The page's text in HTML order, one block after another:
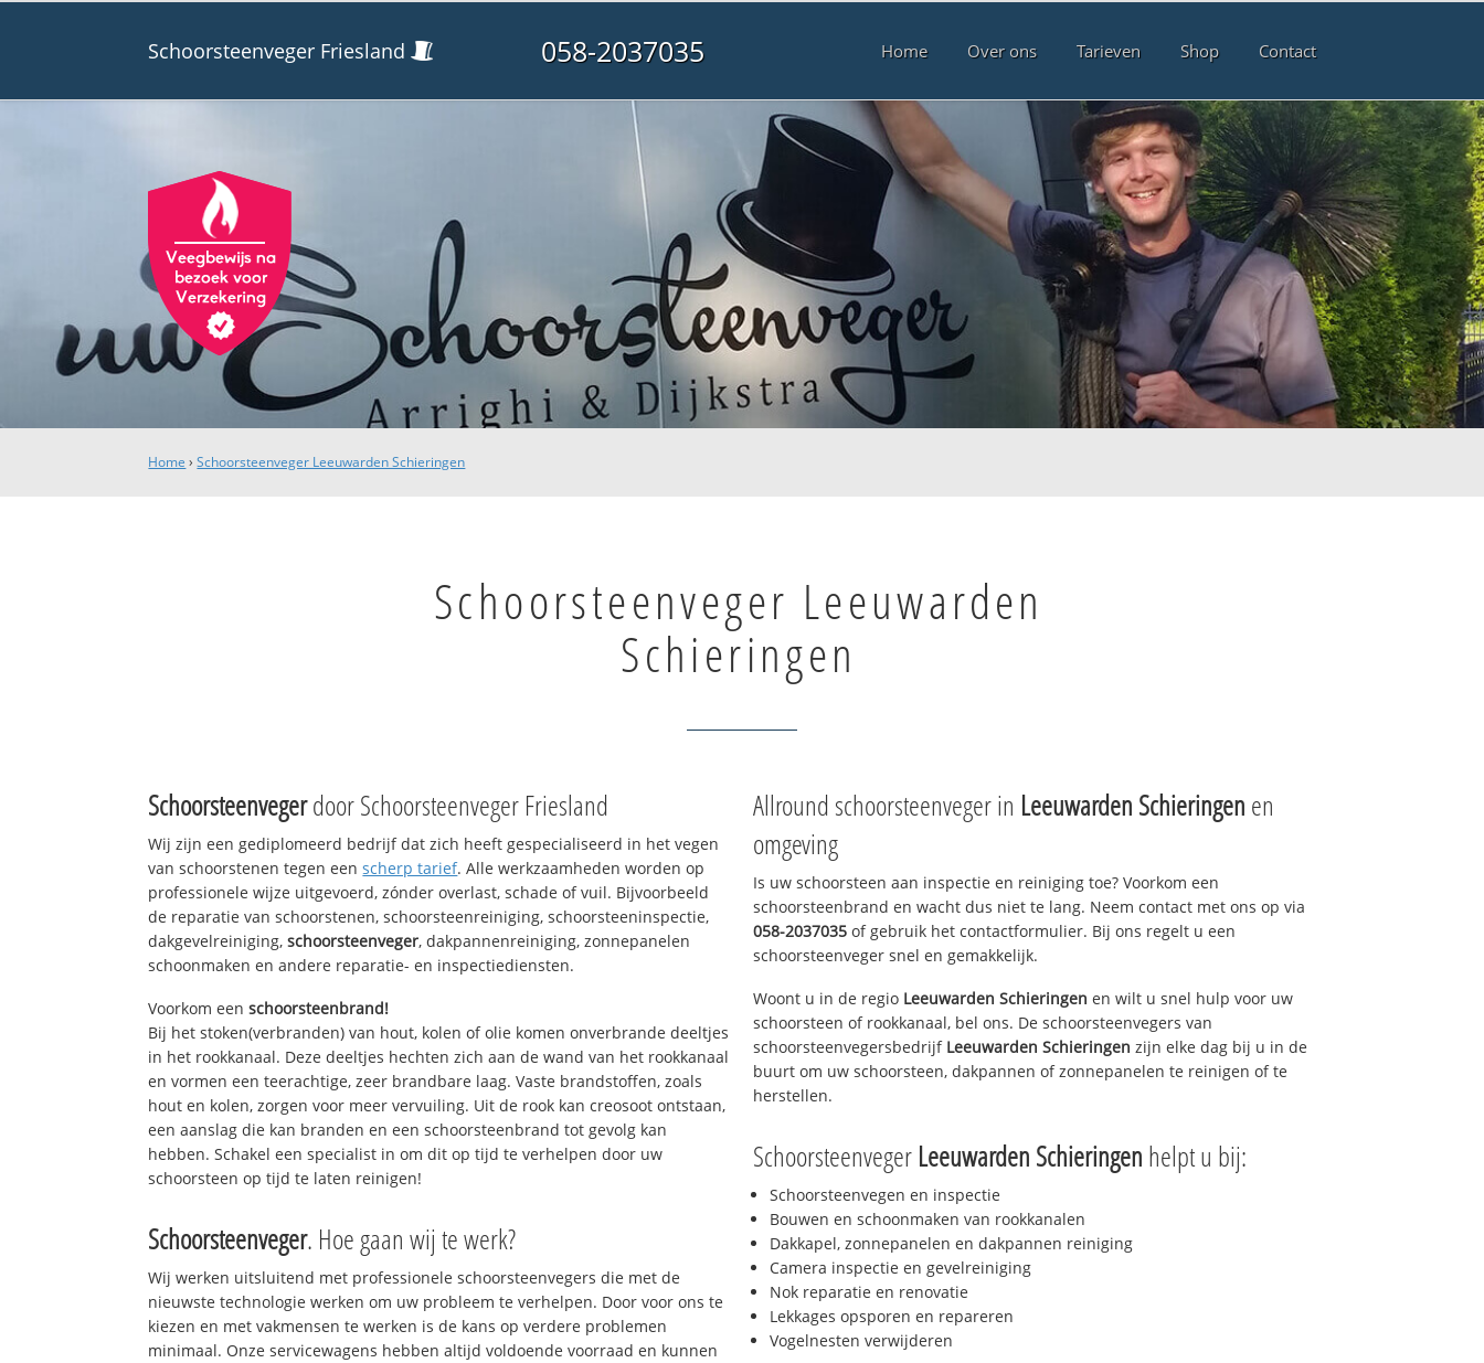
Schoorsteenveger Friesland 058-2037035 Home Over ons Tarieven Shop Contact
Home ›Schoorsteenveger Leeuwarden Schieringen
Schoorsteenveger Leeuwarden
Schieringen
Schoorsteenvegerdoor Schoorsteenveger Friesland
Wij zijn een gediplomeerd bedrijf dat zich heeft gespecialiseerd in het vegen
van schoorstenen tegen eenscherp tarief. Alle werkzaamheden worden op
professionele wijze uitgevoerd, zónder overlast, schade of vuil. Bijvoorbeeld
de reparatie van schoorstenen, schoorsteenreiniging, schoorsteeninspectie,
dakgevelreiniging,schoorsteenveger, dakpannenreiniging, zonnepanelen
schoonmaken en andere reparatie- en inspectiediensten.
Voorkom eenschoorsteenbrand!
Bij het stoken(verbranden) van hout, kolen of olie komen onverbrande deeltjes
in het rookkanaal. Deze deeltjes hechten zich aan de wand van het rookkanaal
en vormen een teerachtige, zeer brandbare laag. Vaste brandstoffen, zoals
hout en kolen, zorgen voor meer vervuiling. Uit de rook kan creosoot ontstaan,
een aanslag die kan branden en een schoorsteenbrand tot gevolg kan
hebben. Schakel een specialist in om dit op tijd te verhelpen door uw
schoorsteen op tijd te laten reinigen!
Schoorsteenveger. Hoe gaan wij te werk?
Wij werken uitsluitend met professionele schoorsteenvegers die met de
nieuwste technologie werken om uw probleem te verhelpen. Door voor ons te
kiezen en met vakmensen te werken is de kans op verdere problemen
minimaal. Onze servicewagens hebben altijd voldoende voorraad en kunnen
Allround schoorsteenveger in Leeuwarden Schieringen en
omgeving
Is uw schoorsteen aan inspectie en reiniging toe? Voorkom een
schoorsteenbrand en wacht dus niet te lang. Neem contact met ons op via
058-2037035 of gebruik het contactformulier. Bij ons regelt u een
schoorsteenveger snel en gemakkelijk.
Woont u in de regio Leeuwarden Schieringen en wilt u snel hulp voor uw
schoorsteen of rookkanaal, bel ons. De schoorsteenvegers van
schoorsteenvegersbedrijf Leeuwarden Schieringen zijn elke dag bij u in de
buurt om uw schoorsteen, dakpannen of zonnepanelen te reinigen of te
herstellen.
Schoorsteenveger Leeuwarden Schieringen helpt u bij:
Schoorsteenvegen en inspectie
Bouwen en schoonmaken van rookkanalen
Dakkapel, zonnepanelen en dakpannen reiniging
Camera inspectie en gevelreiniging
Nok reparatie en renovatie
Lekkages opsporen en repareren
Vogelnesten verwijderen